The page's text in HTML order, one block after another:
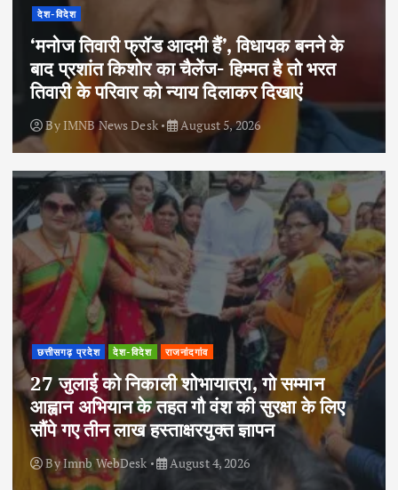
देश-विदेश
‘मनोज तिवारी फ्रॉड आदमी हैं’, विधायक बनने के
बाद प्रशांत किशोर का चैलेंज- हिम्मत है तो भरत
तिवारी के परिवार को न्याय दिलाकर दिखाएं
By IMNB News Desk August 5, 2026
छत्तीसगढ़ प्रदेश देश-विदेश राजनांदगांव
27 जुलाई को निकाली शोभायात्रा, गो सम्मान
आह्वान अभियान के तहत गौ वंश की सुरक्षा के लिए
सौंपे गए तीन लाख हस्ताक्षरयुक्त ज्ञापन
ByImnb WebDesk August 4, 2026